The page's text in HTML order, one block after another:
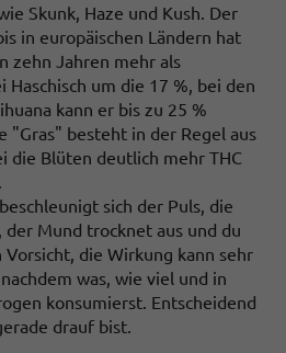
Skunk, Haze und Kush. Der
in europäischen Ländern hat
zehn Jahren mehr als
um die 17 %, bei den
kann er bis zu 25 %
"Gras" besteht in der Regel aus
die Blüten deutlich mehr THC
sich der Puls, die
Mund trocknet aus und du
die Wirkung kann sehr
was, wie viel und in
konsumierst. Entscheidend
drauf bist.